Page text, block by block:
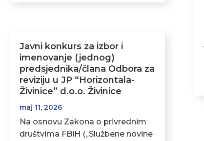
Javni konkurs za izbor i
imenovanje (jednog)
predsjednika/člana Odbora za
reviziju u JP “Horizontala-
Živinice” d.o.o. Živinice
maj 11, 2026
Na osnovu Zakona o privrednim
društvima FBiH („Službene novine